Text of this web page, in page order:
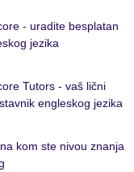
- uradite besplatan
jezika
Tutors - vaš lični
engleskog jezika
kom ste nivou znanja